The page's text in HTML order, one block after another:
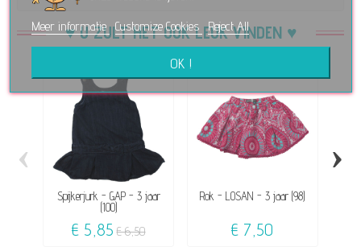
♥ U ZULT HET OOK LEUK VINDEN ♥
Spijkerjurk - GAP - 3 jaar
(100)
€ 5,85 € 6,50
Rok - LOSAN - 3 jaar (98)
€ 7,50
‹ ›
Meer informatie Customize Cookies Reject All
OK !